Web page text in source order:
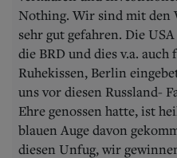
Nothing. Wir sind mit den
sehr gut gefahren. Die
die BRD und dies v.a.
Ruhekissen, Berlin
uns vor diesen Russland-
Ehre genossen hatte, ist
blauen Auge davon
diesen Unfug, wir